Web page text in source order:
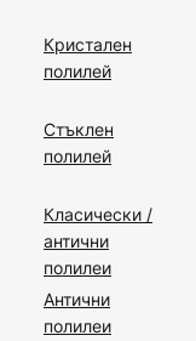
Кристален
полилей
Стъклен
полилей
Класически /
антични
полилеи
Антични
полилеи